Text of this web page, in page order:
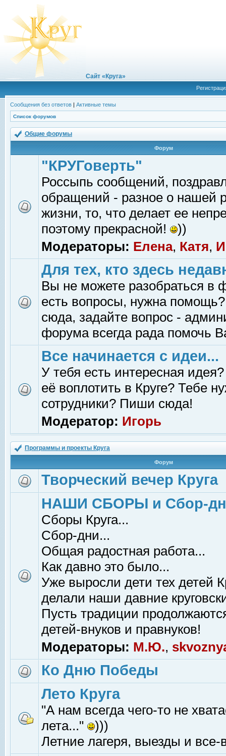
Сайт «Круга»
Сообщения без ответов | Активные темы
Список форумов
Общие форумы
Форум
"КРУГоверть"
Россыпь сообщений,
обращений - разное о нашей
жизни, то, что делает ее
поэтому прекрасной!
))
Модераторы: Елена, Катя,
Для тех, кто здесь
Вы не можете разобраться в
есть вопросы, нужна помощь?
сюда, задайте вопрос -
форума всегда рада помочь
Все начинается с идеи...
У тебя есть интересная
её воплотить в Круге? Тебе
сотрудники? Пиши сюда!
Модератор: Игорь
Программы и проекты Круга
Форум
Творческий вечер Круга
НАШИ СБОРЫ и Сбор-
Сборы Круга...
Сбор-дни...
Общая радостная работа...
Как давно это было...
Уже выросли дети тех детей
делали наши давние
Пусть традиции
детей-внуков и правнуков!
Модераторы: М.Ю.,
Ко Дню Победы
Лето Круга
"А нам всегда чего-то не
лета..."
)))
Летние лагеря, выезды и все-